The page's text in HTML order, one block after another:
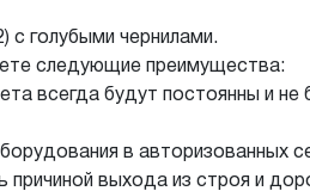
с голубыми чернилами.
следующие преимущества:
всегда будут постоянны и не
в авторизованных
выхода из строя и